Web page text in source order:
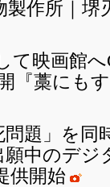
製作所｜
て映画館
『藁にも
問題」を
願中のデジ
供開始